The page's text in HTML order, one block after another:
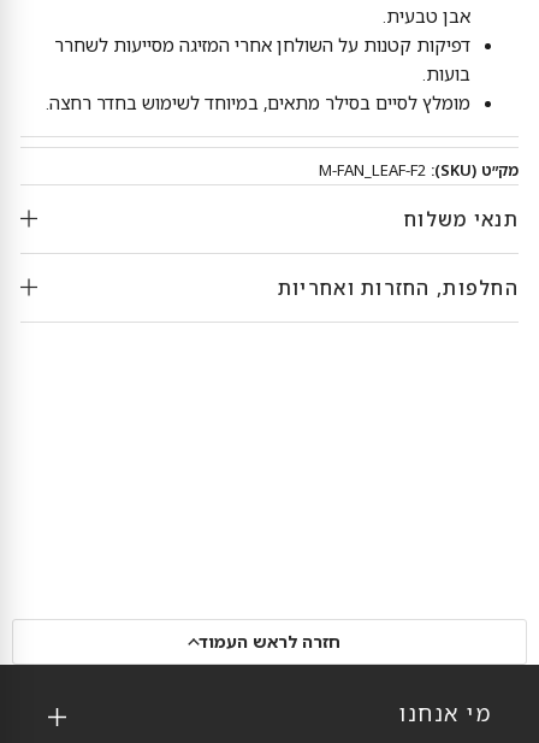
אבן טבעית.
דפיקות קטנות על השולחן אחרי המזיגה מסייעות לשחרר
בועות.
מומלץ לסיים בסילר מתאים, במיוחד לשימוש בחדר רחצה.
מק״ט (SKU): M-FAN_LEAF-F2
תנאי משלוח
החלפות, החזרות ואחריות
חזרה לראש העמוד
מי אנחנו